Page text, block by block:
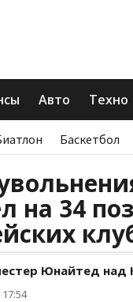
Авто Техно
Баскетбол
на 34
Юнайтед